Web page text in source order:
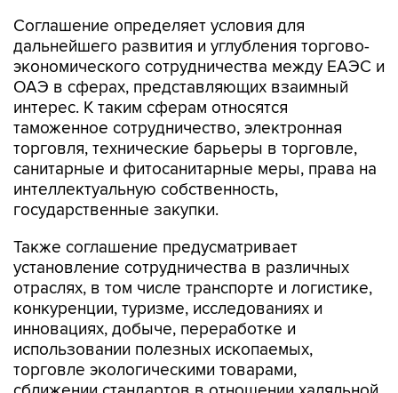
Соглашение определяет условия для
дальнейшего развития и углубления торгово-
экономического сотрудничества между ЕАЭС и
ОАЭ в сферах, представляющих взаимный
интерес. К таким сферам относятся
таможенное сотрудничество, электронная
торговля, технические барьеры в торговле,
санитарные и фитосанитарные меры, права на
интеллектуальную собственность,
государственные закупки.
Также соглашение предусматривает
установление сотрудничества в различных
отраслях, в том числе транспорте и логистике,
конкуренции, туризме, исследованиях и
инновациях, добыче, переработке и
использовании полезных ископаемых,
торговле экологическими товарами,